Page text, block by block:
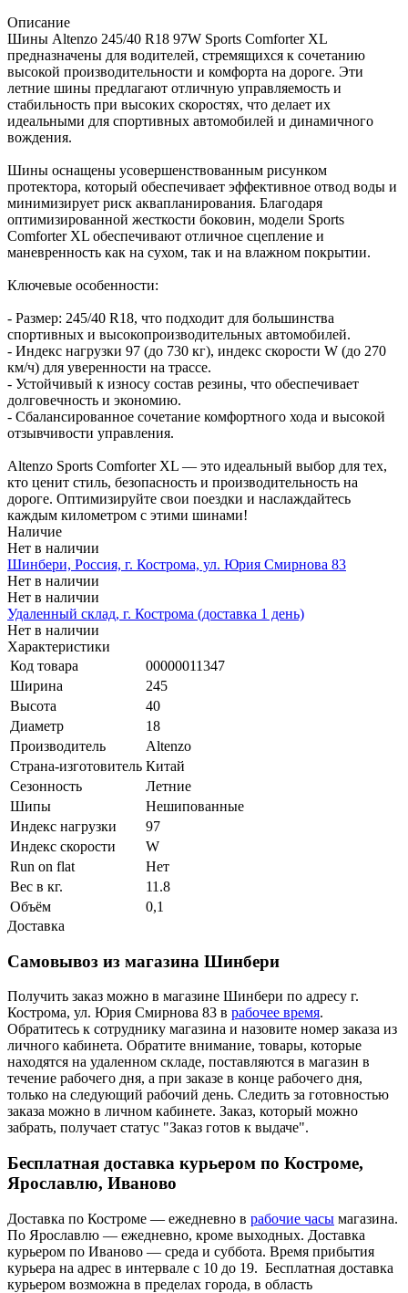
Описание
Шины Altenzo 245/40 R18 97W Sports Comforter XL
предназначены для водителей, стремящихся к сочетанию
высокой производительности и комфорта на дороге. Эти
летние шины предлагают отличную управляемость и
стабильность при высоких скоростях, что делает их
идеальными для спортивных автомобилей и динамичного
вождения.
Шины оснащены усовершенствованным рисунком
протектора, который обеспечивает эффективное отвод воды и
минимизирует риск аквапланирования. Благодаря
оптимизированной жесткости боковин, модели Sports
Comforter XL обеспечивают отличное сцепление и
маневренность как на сухом, так и на влажном покрытии.
Ключевые особенности:
- Размер: 245/40 R18, что подходит для большинства
спортивных и высокопроизводительных автомобилей.
- Индекс нагрузки 97 (до 730 кг), индекс скорости W (до 270
км/ч) для уверенности на трассе.
- Устойчивый к износу состав резины, что обеспечивает
долговечность и экономию.
- Сбалансированное сочетание комфортного хода и высокой
отзывчивости управления.
Altenzo Sports Comforter XL — это идеальный выбор для тех,
кто ценит стиль, безопасность и производительность на
дороге. Оптимизируйте свои поездки и наслаждайтесь
каждым километром с этими шинами!
Наличие
Нет в наличии
Шинбери, Россия, г. Кострома, ул. Юрия Смирнова 83
Нет в наличии
Нет в наличии
Удаленный склад, г. Кострома (доставка 1 день)
Нет в наличии
Характеристики
Код товара
00000011347
Ширина
245
Высота
40
Диаметр
18
Производитель
Altenzo
Страна-изготовитель Китай
Сезонность
Летние
Шипы
Нешипованные
Индекс нагрузки
97
Индекс скорости
W
Run on flat
Нет
Вес в кг.
11.8
Объём
0,1
Доставка
Самовывоз из магазина Шинбери
Получить заказ можно в магазине Шинбери по адресу г.
Кострома, ул. Юрия Смирнова 83 в рабочее время.
Обратитесь к сотруднику магазина и назовите номер заказа из
личного кабинета. Обратите внимание, товары, которые
находятся на удаленном складе, поставляются в магазин в
течение рабочего дня, а при заказе в конце рабочего дня,
только на следующий рабочий день. Следить за готовностью
заказа можно в личном кабинете. Заказ, который можно
забрать, получает статус "Заказ готов к выдаче".
Бесплатная доставка курьером по Костроме,
Ярославлю, Иваново
Доставка по Костроме — ежедневно в рабочие часы магазина.
По Ярославлю — ежедневно, кроме выходных. Доставка
курьером по Иваново — среда и суббота. Время прибытия
курьера на адрес в интервале с 10 до 19. Бесплатная доставка
курьером возможна в пределах города, в область